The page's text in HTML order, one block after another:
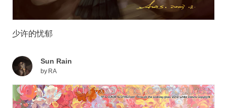
少许的忧郁
Sun Rain
by RA